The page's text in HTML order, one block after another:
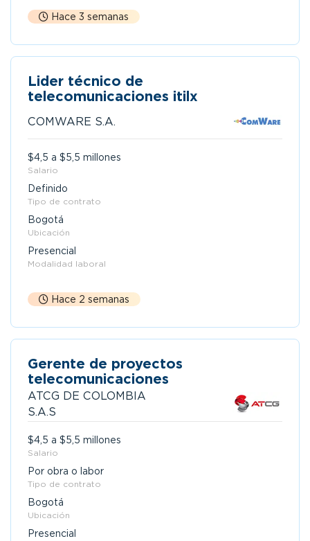
Hace 3 semanas
Lider técnico de
telecomunicaciones itilx
COMWARE S.A.
$4,5 a $5,5 millones
Salario
Definido
Tipo de contrato
Bogotá
Ubicación
Presencial
Modalidad laboral
Hace 2 semanas
Gerente de proyectos
telecomunicaciones
ATCG DE COLOMBIA
S.A.S
$4,5 a $5,5 millones
Salario
Por obra o labor
Tipo de contrato
Bogotá
Ubicación
Presencial